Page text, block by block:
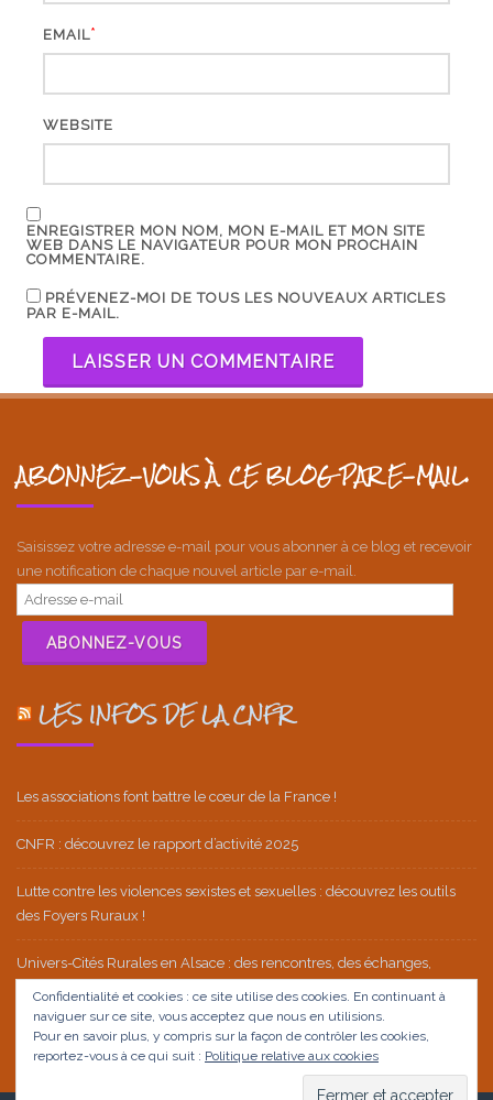
EMAIL*
WEBSITE
ENREGISTRER MON NOM, MON E-MAIL ET MON SITE
WEB DANS LE NAVIGATEUR POUR MON PROCHAIN
COMMENTAIRE.
PRÉVENEZ-MOI DE TOUS LES NOUVEAUX ARTICLES
PAR E-MAIL.
ABONNEZ-VOUS À CE BLOG PAR E-MAIL.
Saisissez votre adresse e-mail pour vous abonner à ce blog et recevoir
une notification de chaque nouvel article par e-mail.
Adresse
e-
ABONNEZ-VOUS
LES INFOS DE LA CNFR
Les associations font battre le cœur de la France !
CNFR : découvrez le rapport d’activité 2025
Lutte contre les violences sexistes et sexuelles : découvrez les outils
des Foyers Ruraux !
Univers-Cités Rurales en Alsace : des rencontres, des échanges,
beaucoup d’émotions et une belle réussite !
Ça ne tient plus ! Le 11 octobre, mobilisons-nous !
Confidentialité et cookies : ce site utilise des cookies. En continuant à
naviguer sur ce site, vous acceptez que nous en utilisions.
Pour en savoir plus, y compris sur la façon de contrôler les cookies,
reportez-vous à ce qui suit : Politique relative aux cookies